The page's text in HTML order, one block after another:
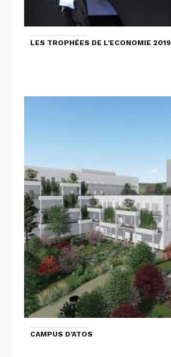
LES TROPHÉES DE L'ECONOMIE 2019
CAMPUS D'ATOS